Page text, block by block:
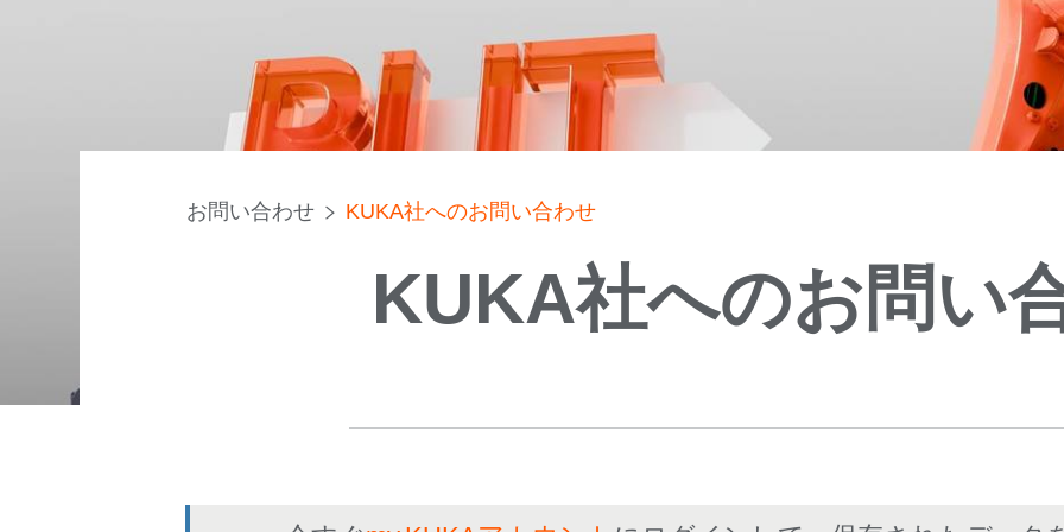
お問い合わせ KUKA社へのお問い合わせ
KUKA社へのお問い